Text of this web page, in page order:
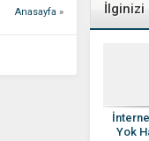
Anasayfa » İlginizi
Yok